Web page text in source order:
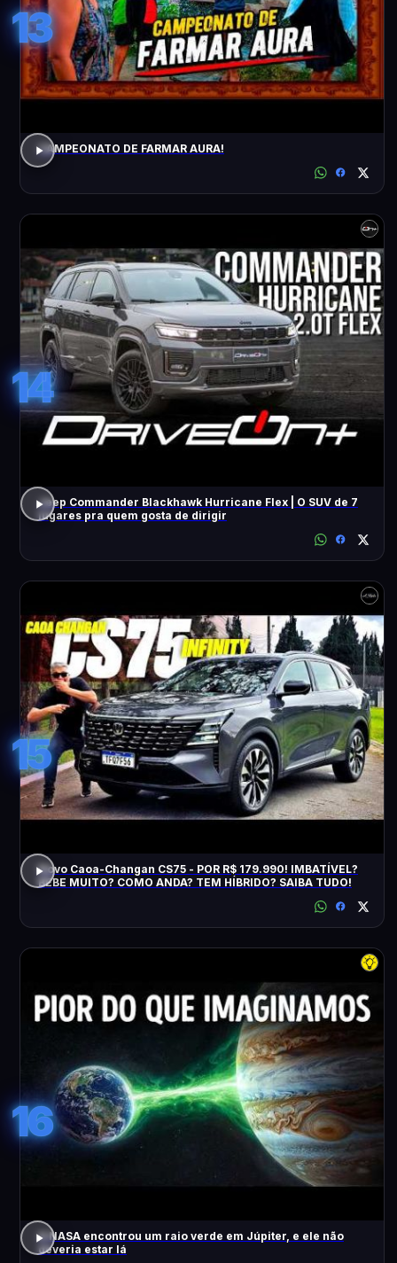
13
CAMPEONATO DE FARMAR AURA!
14
Jeep Commander Blackhawk Hurricane Flex | O SUV de 7
lugares pra quem gosta de dirigir
15
Novo Caoa-Changan CS75 - POR R$ 179.990! IMBATÍVEL?
BEBE MUITO? COMO ANDA? TEM HÍBRIDO? SAIBA TUDO!
16
A NASA encontrou um raio verde em Júpiter, e ele não
deveria estar lá